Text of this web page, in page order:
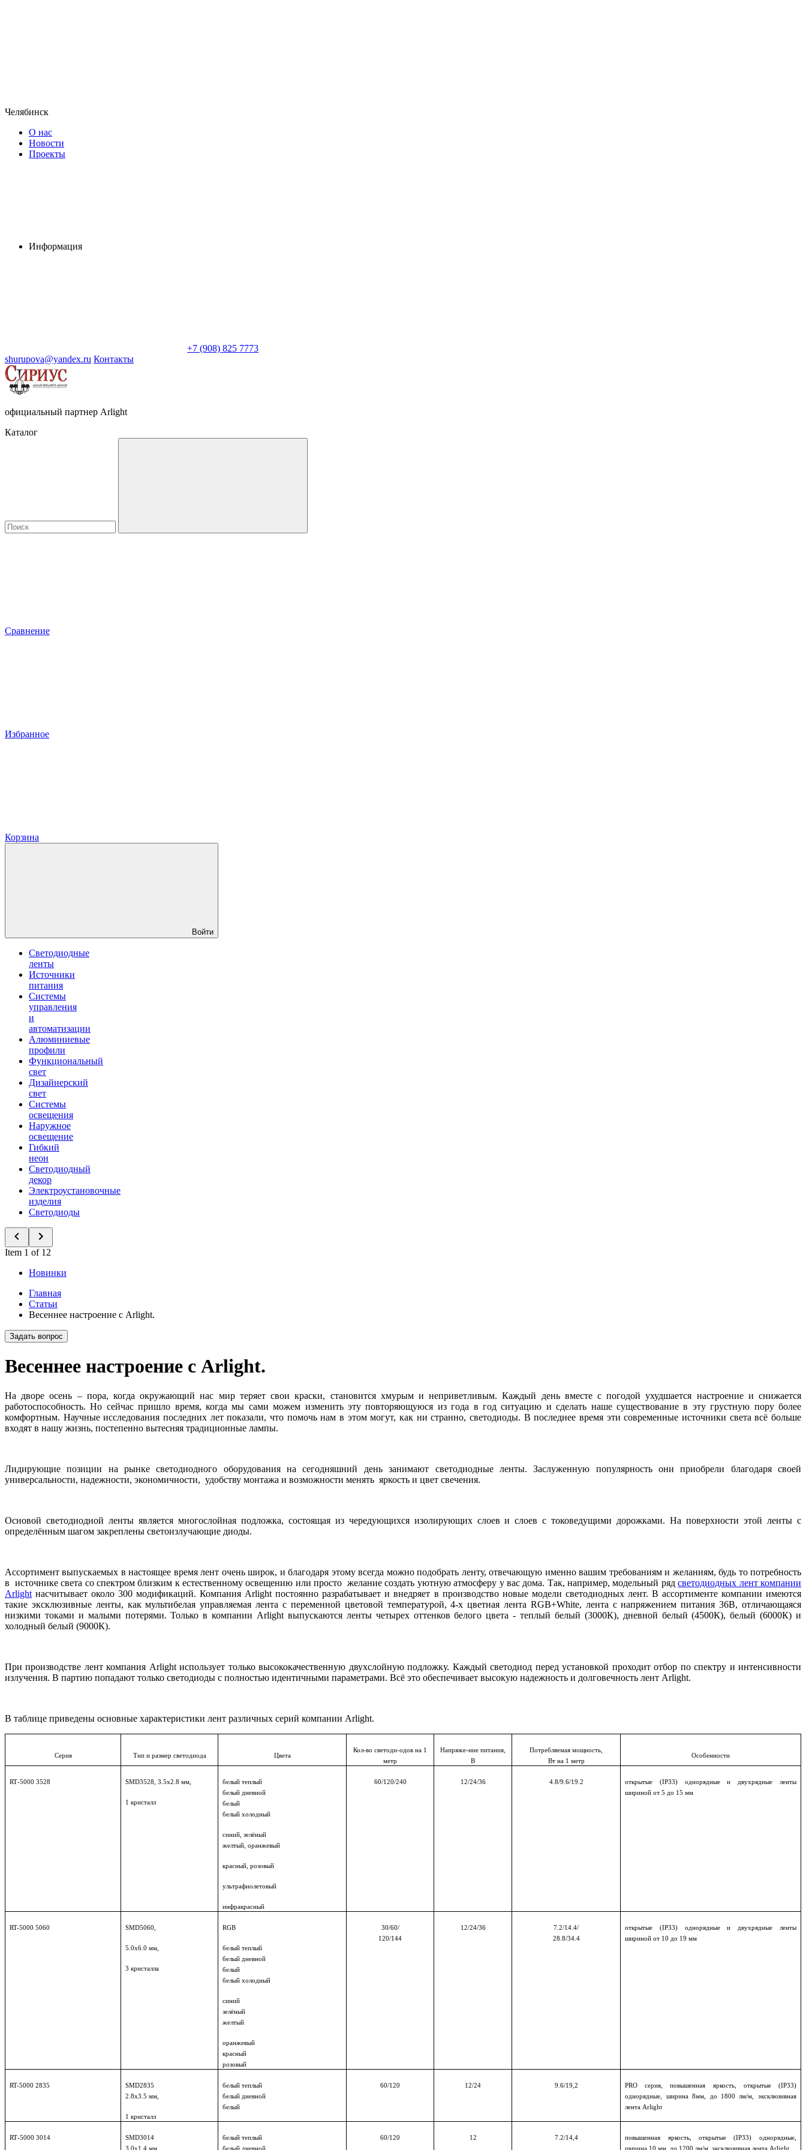
Челябинск
О нас
Новости
Проекты
Информация
+7 (908) 825 7773
shurupova@yandex.ru Контакты
официальный партнер Arlight
Каталог
Сравнение
Избранное
Корзина
Войти
Светодиодные
ленты
Источники
питания
Системы
управления
и
автоматизации
Алюминиевые
профили
Функциональный
свет
Дизайнерский
свет
Системы
освещения
Наружное
освещение
Гибкий
неон
Светодиодный
декор
Электроустановочные
изделия
Светодиоды
Item 1 of 12
Новинки
Главная
Статьи
Весеннее настроение с Arlight.
Задать вопрос
Весеннее настроение с Arlight.
На дворе осень – пора, когда окружающий нас мир теряет свои краски, становится хмурым и неприветливым. Каждый день вместе с погодой ухудшается настроение и снижается
работоспособность. Но сейчас пришло время, когда мы сами можем изменить эту повторяющуюся из года в год ситуацию и сделать наше существование в эту грустную пору более
комфортным. Научные исследования последних лет показали, что помочь нам в этом могут, как ни странно, светодиоды. В последнее время эти современные источники света всё больше
входят в нашу жизнь, постепенно вытесняя традиционные лампы.
Лидирующие позиции на рынке светодиодного оборудования на сегодняшний день занимают светодиодные ленты. Заслуженную популярность они приобрели благодаря своей
универсальности, надежности, экономичности, удобству монтажа и возможности менять яркость и цвет свечения.
Основой светодиодной ленты является многослойная подложка, состоящая из чередующихся изолирующих слоев и слоев с токоведущими дорожками. На поверхности этой ленты с
определённым шагом закреплены светоизлучающие диоды.
Ассортимент выпускаемых в настоящее время лент очень широк, и благодаря этому всегда можно подобрать ленту, отвечающую именно вашим требованиям и желаниям, будь то потребность
в источнике света со спектром близким к естественному освещению или просто желание создать уютную атмосферу у вас дома. Так, например, модельный рядсветодиодных лент компании
Arlight насчитывает около 300 модификаций. Компания Arlight постоянно разрабатывает и внедряет в производство новые модели светодиодных лент. В ассортименте компании имеются
такие эксклюзивные ленты, как мультибелая управляемая лента с переменной цветовой температурой, 4-х цветная лента RGB+White, лента с напряжением питания 36В, отличающаяся
низкими токами и малыми потерями. Только в компании Arlight выпускаются ленты четырех оттенков белого цвета - теплый белый (3000К), дневной белый (4500К), белый (6000К) и
холодный белый (9000К).
При производстве лент компания Arlight использует только высококачественную двухслойную подложку. Каждый светодиод перед установкой проходит отбор по спектру и интенсивности
излучения. В партию попадают только светодиоды с полностью идентичными параметрами. Всё это обеспечивает высокую надежность и долговечность лент Arlight.
В таблице приведены основные характеристики лент различных серий компании Arlight.
Серия Тип и размер светодиода Цвета
Кол-во светоди-одов на 1
метр
Напряже-ние питания,
В
Потребляемая мощность,
Вт на 1 метр
Особенности
RT-5000 3528 SMD3528, 3.5х2.8 мм,
1 кристалл
белый теплый
белый дневной
белый
белый холодный
синий, зелёный
желтый,оранжевый
красный, розовый
ультрафиолетовый
инфракрасный
60/120/240 12/24/36 4.8/9.6/19.2 открытые (IP33) однорядные и двухрядные ленты
шириной от 5 до 15 мм
RT-5000 5060 SMD5060,
5.0х6.0 мм,
3 кристалла
RGB
белый теплый
белый дневной
белый
белый холодный
синий
зелёный
желтый
оранжевый
красный
розовый
30/60/
120/144
12/24/36
7.2/14.4/
28.8/34.4
открытые (IP33) однорядные и двухрядные ленты
шириной от 10 до 19 мм
RT-5000 2835 SMD2835
2.8х3.5 мм,
1 кристалл
белый теплый
белый дневной
белый
60/120 12/24 9.6/19,2 PRO серия, повышенная яркость, открытые (IP33)
однорядные, ширина 8мм, до 1800 лм/м, эксклюзивная
лента Arlight
RT-5000 3014 SMD3014
3.0х1.4 мм,
белый теплый
белый дневной
60/120 12 7.2/14,4 повышенная яркость, открытые (IP33) однорядные,
ширина 10 мм, до 1200 лм/м, эксклюзивная лента Arlight